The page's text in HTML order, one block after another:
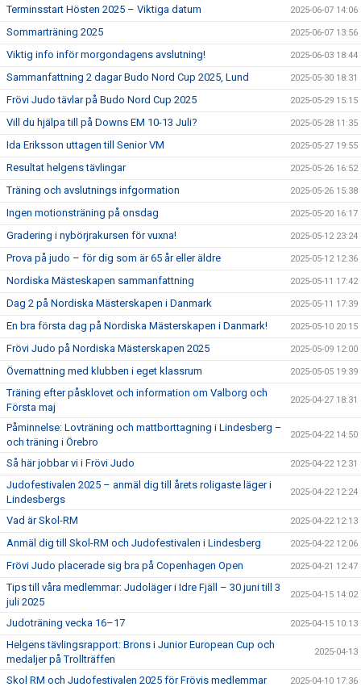
Terminsstart Hösten 2025 – Viktiga datum 2025-06-07 14:06
Sommarträning 2025 2025-06-07 13:56
Viktig info inför morgondagens avslutning! 2025-06-03 18:44
Sammanfattning 2 dagar Budo Nord Cup 2025, Lund 2025-05-30 18:31
Frövi Judo tävlar på Budo Nord Cup 2025 2025-05-29 15:15
Vill du hjälpa till på Downs EM 10-13 Juli? 2025-05-28 11:35
Ida Eriksson uttagen till Senior VM 2025-05-27 19:55
Resultat helgens tävlingar 2025-05-26 16:52
Träning och avslutnings infgormation 2025-05-26 15:38
Ingen motionsträning på onsdag 2025-05-20 16:17
Gradering i nybörjrakursen för vuxna! 2025-05-12 23:24
Prova på judo – för dig som är 65 år eller äldre 2025-05-12 12:36
Nordiska Mästeskapen sammanfattning 2025-05-11 17:42
Dag 2 på Nordiska Mästerskapen i Danmark 2025-05-11 17:39
En bra första dag på Nordiska Mästerskapen i Danmark! 2025-05-10 20:15
Frövi Judo på Nordiska Mästerskapen 2025 2025-05-09 12:00
Övernattning med klubben i eget klassrum 2025-05-05 19:39
Träning efter påsklovet och information om Valborg och
Första maj
2025-04-27 18:31
Påminnelse: Lovträning och mattborttagning i Lindesberg –
och träning i Örebro
2025-04-22 14:50
Så här jobbar vi i Frövi Judo 2025-04-22 12:31
Judofestivalen 2025 – anmäl dig till årets roligaste läger i
Lindesbergs
2025-04-22 12:24
Vad är Skol-RM 2025-04-22 12:13
Anmäl dig till Skol-RM och Judofestivalen i Lindesberg 2025-04-22 12:06
Frövi Judo placerade sig bra på Copenhagen Open 2025-04-21 12:47
Tips till våra medlemmar: Judoläger i Idre Fjäll – 30 juni till 3
juli 2025
2025-04-15 14:02
Judoträning vecka 16–17 2025-04-15 10:13
Helgens tävlingsrapport: Brons i Junior European Cup och
medaljer på Trollträffen
2025-04-13
Skol RM och Judofestivalen 2025 för Frövis medlemmar 2025-04-10 17:36